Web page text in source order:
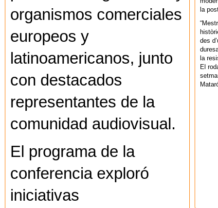
organismos comerciales
europeos y
latinoamericanos, junto
con destacados
representantes de la
comunidad audiovisual.
El programa de la
conferencia exploró
iniciativas
la
des
la
El